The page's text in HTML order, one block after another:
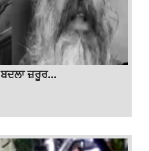
ਜ਼ਰੂਰ...